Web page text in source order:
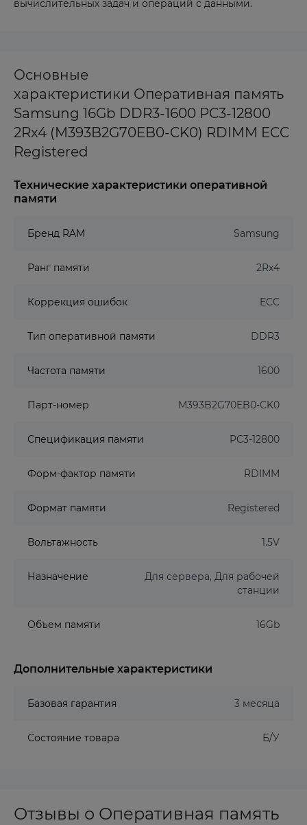
вычислительных задач и операций с данными.
Основные
характеристики Оперативная память
Samsung 16Gb DDR3-1600 PC3-12800
2Rx4 (M393B2G70EB0-CK0) RDIMM ECC
Registered
Технические характеристики оперативной
памяти
Бренд RAM Samsung
Ранг памяти 2Rx4
Коррекция ошибок ECC
Тип оперативной памяти DDR3
Частота памяти 1600
Парт-номер M393B2G70EB0-CK0
Спецификация памяти PC3-12800
Форм-фактор памяти RDIMM
Формат памяти Registered
Вольтажность 1.5V
Назначение
Для сервера, Для рабочей
станции
Объем памяти 16Gb
Дополнительные характеристики
Базовая гарантия 3 месяца
Состояние товара Б/У
Отзывы о Оперативная память